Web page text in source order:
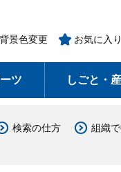
景色変更 お気に入り
ツ しごと・
検索の仕方 組織